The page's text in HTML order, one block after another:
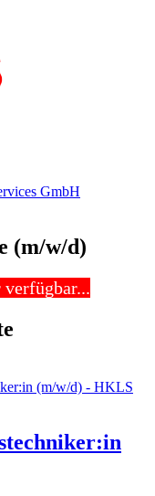
GmbH
(m/w/d)